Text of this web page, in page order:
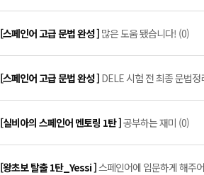
[스페인어 고급 문법 완성 ] 많은 도움 됐습니다! (0)
[스페인어 고급 문법 완성 ] DELE 시험 전 최종 문법
[실비아의 스페인어 멘토링 1탄 ]공부하는 재미 (0)
[왕초보 탈출 1탄_Yessi ]스페인어에 입문하게 해주